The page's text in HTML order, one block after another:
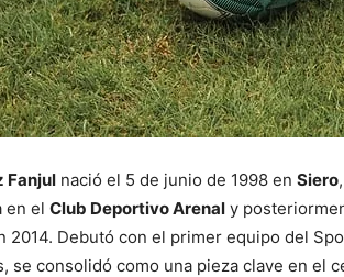
Fanjul nació el 5 de junio de 1998 en Siero
en el Club Deportivo Arenal y
2014. Debutó con el primer equipo del
se consolidó como una pieza clave en el